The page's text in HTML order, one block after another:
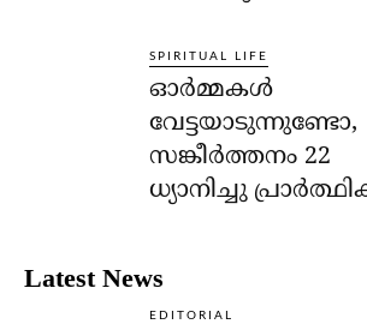
SPIRITUAL LIFE
ഓര്‍മ്മകള്‍
വേട്ടയാടുന്നുണ്ടോ,
സങ്കീര്‍ത്തനം 22
ധ്യാനിച്ചു
Latest News
EDITORIAL